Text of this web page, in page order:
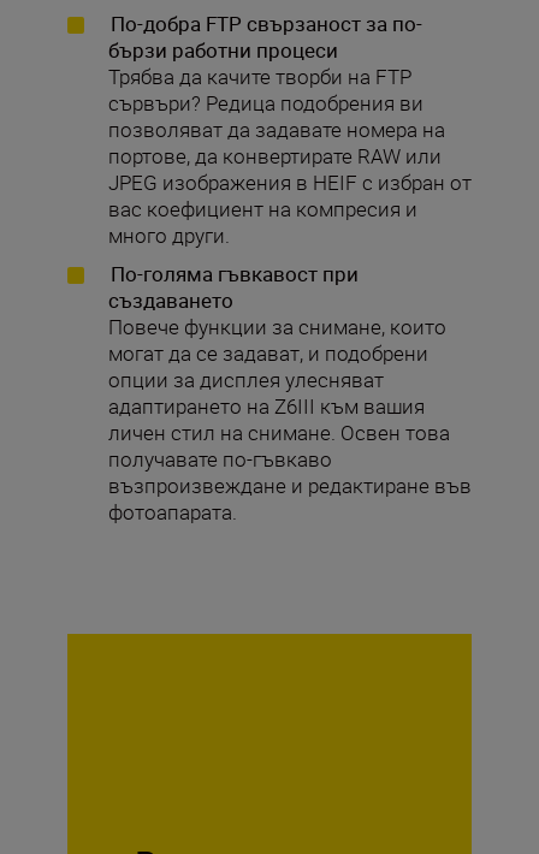
По-добра FTP свързаност за по-
бързи работни процеси
Трябва да качите творби на FTP
сървъри? Редица подобрения ви
позволяват да задавате номера на
портове, да конвертирате RAW или
JPEG изображения в HEIF с избран от
вас коефициент на компресия и
много други.
По-голяма гъвкавост при
създаването
Повече функции за снимане, които
могат да се задават, и подобрени
опции за дисплея улесняват
адаптирането на Z6III към вашия
личен стил на снимане. Освен това
получавате по-гъвкаво
възпроизвеждане и редактиране във
фотоапарата.